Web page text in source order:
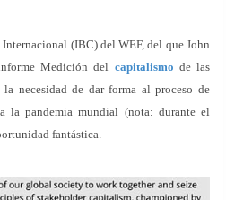
(IBC) del WEF, del que John
Medición del capitalismo de las
la necesidad de dar forma al proceso de
la pandemia mundial (nota: durante el
fantástica.